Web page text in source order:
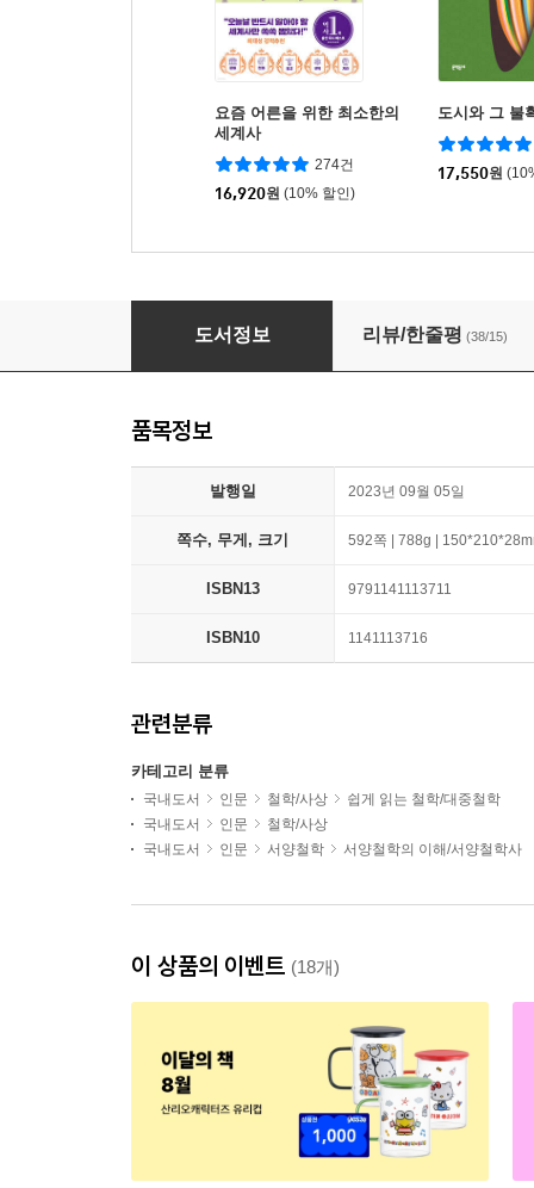
요즘 어른을 위한 최소한의
세계사
274건
16,920원 (10% 할인)
도시와 그 불
17,550원
하루 10분, 철학이 필요한 시간
도서정보 리뷰/한줄평 (38/15)
품목정보
발행일 2023년 09월 05일
쪽수, 무게, 크기 592쪽 | 788g |
ISBN13 9791141113711
ISBN10 1141113716
관련분류
카테고리 분류
국내도서 인문 철학/사상
쉽게 읽는 철학/대중철학
국내도서
인문
철학/사상
국내도서
인문 서양철학 서양철학의 이해/서양철학사
이 상품의 이벤트 (18개)